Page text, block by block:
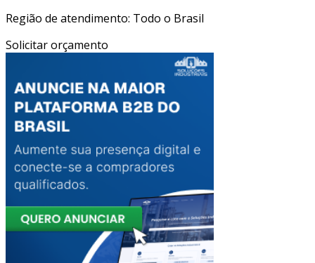
Região de atendimento: Todo o Brasil
Solicitar orçamento